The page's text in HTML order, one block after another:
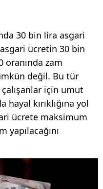
30 bin lira asgari
ücretin 30 bin
oranında zam
değil. Bu tür
için umut
kırıklığına yol
ücrete maksimum
yapılacağını